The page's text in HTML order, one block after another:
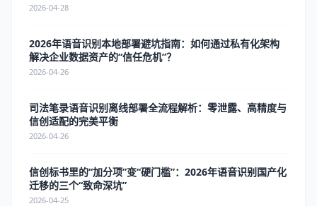
2026-04-28
2026年语音识别本地部署避坑指南：如何通过私有化架构
解决企业数据资产的“信任危机”？
2026-04-26
司法笔录语音识别离线部署全流程解析：零泄露、高精度与
信创适配的完美平衡
2026-04-26
信创标书里的“加分项”变“硬门槛”：2026年语音识别国产化
迁移的三个“致命深坑”
2026-04-25